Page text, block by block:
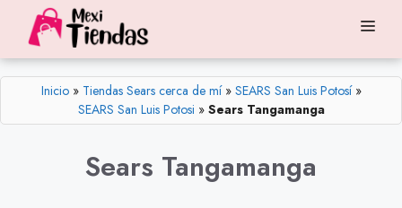
contenido
Inicio» Tiendas Sears cerca de mí» SEARS San Luis Potosí»
SEARS San Luis Potosi » Sears Tangamanga
Sears Tangamanga